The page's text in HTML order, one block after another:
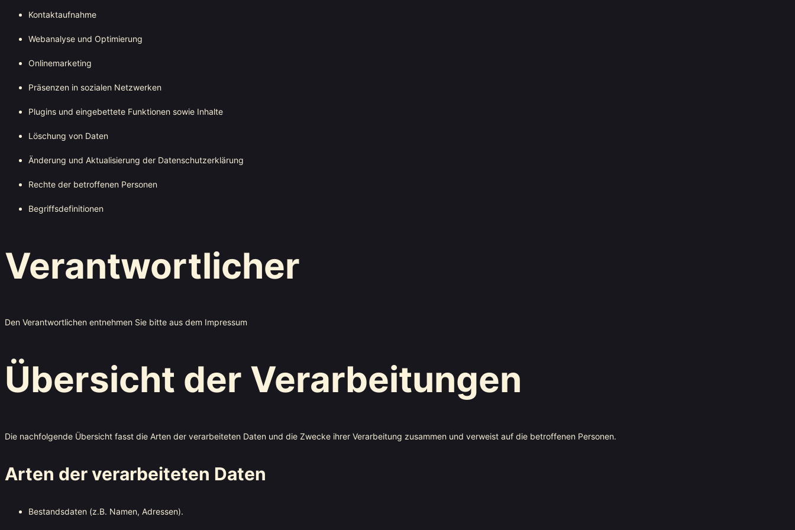
Kontaktaufnahme
Webanalyse und Optimierung
Onlinemarketing
Präsenzen in sozialen Netzwerken
Plugins und eingebettete Funktionen sowie Inhalte
Löschung von Daten
Änderung und Aktualisierung der Datenschutzerklärung
Rechte der betroffenen Personen
Begriffsdefinitionen
Verantwortlicher
Den Verantwortlichen entnehmen Sie bitte aus dem Impressum
Übersicht der Verarbeitungen
Die nachfolgende Übersicht fasst die Arten der verarbeiteten Daten und die Zwecke ihrer Verarbeitung zusammen und verweist auf die betroffenen Personen.
Arten der verarbeiteten Daten
Bestandsdaten (z.B. Namen, Adressen).